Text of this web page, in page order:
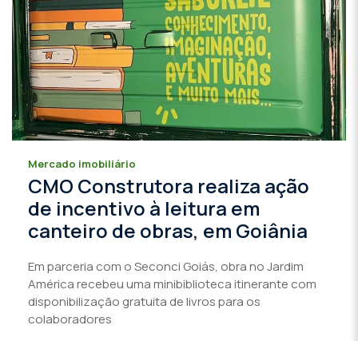
Mercado imobiliário
CMO Construtora realiza ação
de incentivo à leitura em
canteiro de obras, em Goiânia
Em parceria com o Seconci Goiás, obra no Jardim
América recebeu uma minibiblioteca itinerante com
disponibilização gratuita de livros para os
colaboradores